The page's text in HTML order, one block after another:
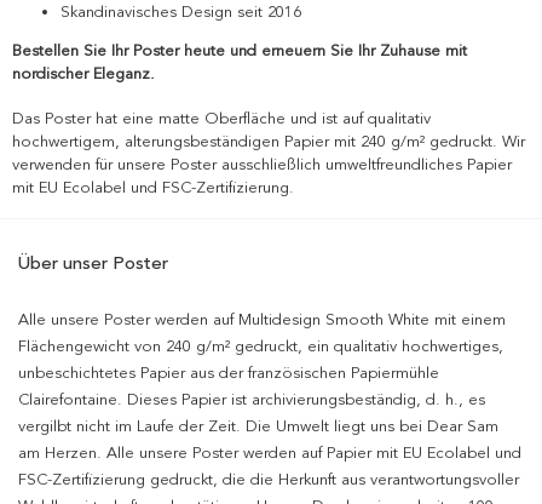
Skandinavisches Design seit 2016
Bestellen Sie Ihr Poster heute und erneuern Sie Ihr Zuhause mit
nordischer Eleganz.
Das Poster hat eine matte Oberfläche und ist auf qualitativ
hochwertigem, alterungsbeständigen Papier mit 240 g/m² gedruckt. Wir
verwenden für unsere Poster ausschließlich umweltfreundliches Papier
mit EU Ecolabel und FSC-Zertifizierung.
Über unser Poster
Alle unsere Poster werden auf Multidesign Smooth White mit einem
Flächengewicht von 240 g/m² gedruckt, ein qualitativ hochwertiges,
unbeschichtetes Papier aus der französischen Papiermühle
Clairefontaine. Dieses Papier ist archivierungsbeständig, d. h., es
vergilbt nicht im Laufe der Zeit. Die Umwelt liegt uns bei Dear Sam
am Herzen. Alle unsere Poster werden auf Papier mit EU Ecolabel und
FSC-Zertifizierung gedruckt, die die Herkunft aus verantwortungsvoller